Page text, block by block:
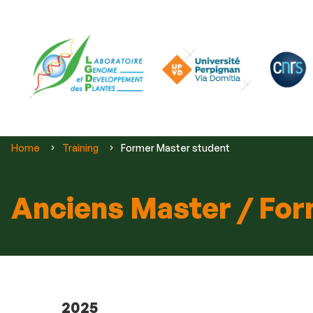
Vous
Home Training Former Master student
Anciens Master /
2025